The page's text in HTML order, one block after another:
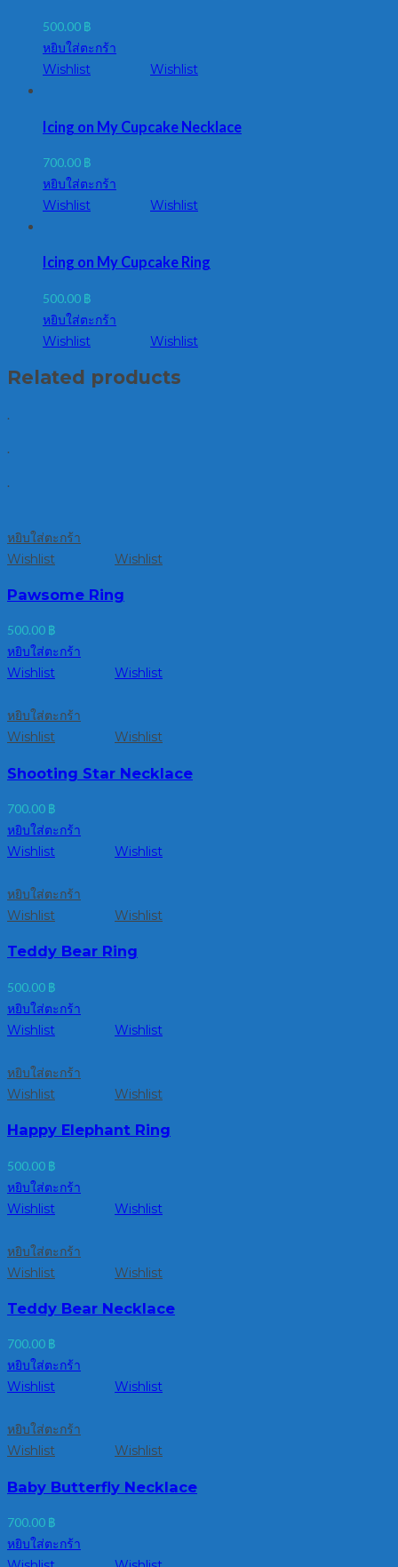
500.00 ฿
หยิบใส่ตะกร้า
Wishlist
Wishlist
Icing on My Cupcake Necklace
700.00 ฿
หยิบใส่ตะกร้า
Wishlist
Wishlist
Icing on My Cupcake Ring
500.00 ฿
หยิบใส่ตะกร้า
Wishlist
Wishlist
Related products
.
.
.
หยิบใส่ตะกร้า
Wishlist
Wishlist
Pawsome Ring
500.00 ฿
หยิบใส่ตะกร้า
Wishlist
Wishlist
หยิบใส่ตะกร้า
Wishlist
Wishlist
Shooting Star Necklace
700.00 ฿
หยิบใส่ตะกร้า
Wishlist
Wishlist
หยิบใส่ตะกร้า
Wishlist
Wishlist
Teddy Bear Ring
500.00 ฿
หยิบใส่ตะกร้า
Wishlist
Wishlist
หยิบใส่ตะกร้า
Wishlist
Wishlist
Happy Elephant Ring
500.00 ฿
หยิบใส่ตะกร้า
Wishlist
Wishlist
หยิบใส่ตะกร้า
Wishlist
Wishlist
Teddy Bear Necklace
700.00 ฿
หยิบใส่ตะกร้า
Wishlist
Wishlist
หยิบใส่ตะกร้า
Wishlist
Wishlist
Baby Butterfly Necklace
700.00 ฿
หยิบใส่ตะกร้า